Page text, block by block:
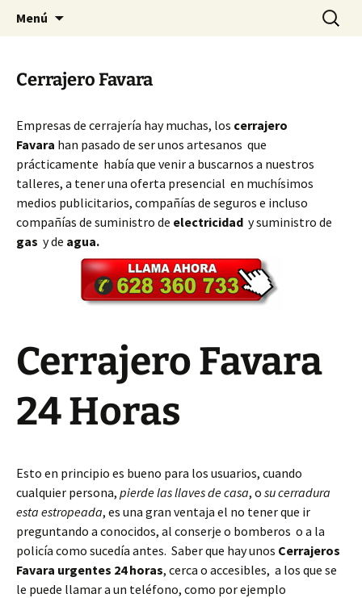
Cerrajeros Valencia – 628 360
733
Menú Buscar:
Cerrajero Favara
Empresas de cerrajería hay muchas, los cerrajero
Favara han pasado de ser unos artesanos que
prácticamente había que venir a buscarnos a nuestros
talleres, a tener una oferta presencial en muchísimos
medios publicitarios, compañías de seguros e incluso
compañías de suministro de electricidad y suministro de
gas y de agua.
Cerrajero Favara
24 Horas
Esto en principio es bueno para los usuarios, cuando
cualquier persona, pierde las llaves de casa, o su cerradura
esta estropeada, es una gran ventaja el no tener que ir
preguntando a conocidos, al conserje o bomberos o a la
policía como sucedía antes. Saber que hay unos Cerrajeros
Favara urgentes 24 horas, cerca o accesibles, a los que se
le puede llamar a un teléfono, como por ejemplo